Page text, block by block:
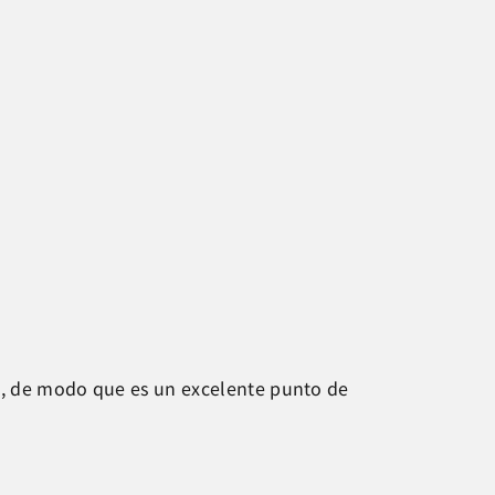
modo que es un excelente punto de